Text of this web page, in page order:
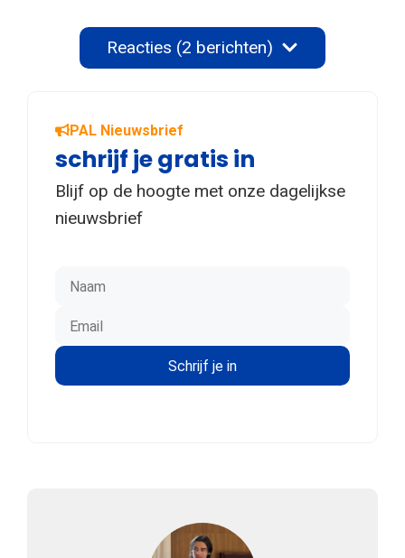
Reacties (2 berichten)
PAL Nieuwsbrief
schrijf je gratis in
Blijf op de hoogte met onze dagelijkse
nieuwsbrief